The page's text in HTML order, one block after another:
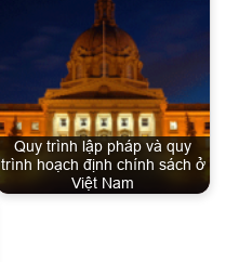
Quy trình lập pháp và quy
trình hoạch định chính sách ở
Việt Nam